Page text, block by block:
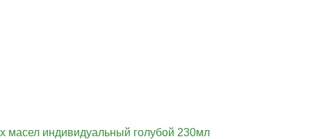
масел индивидуальный голубой 230мл